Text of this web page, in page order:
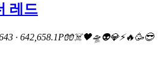
레드
· 642,658.1P🧤☠️🖤🛸👽💎⚡🔥🥳😎